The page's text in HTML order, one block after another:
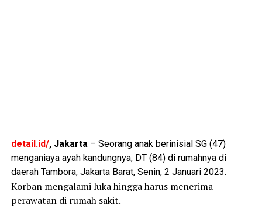
detail.id/, Jakarta– Seorang anak berinisial SG (47)
menganiaya ayah kandungnya, DT (84) di rumahnya di
daerah Tambora, Jakarta Barat, Senin, 2 Januari 2023.
Korban mengalami luka hingga harus menerima
perawatan di rumah sakit.